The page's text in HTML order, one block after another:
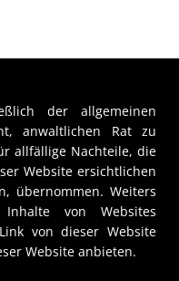
der allgemeinen
anwaltlichen Rat zu
allfällige Nachteile, die
Website ersichtlichen
übernommen. Weiters
von Websites
von dieser Website
Website anbieten.